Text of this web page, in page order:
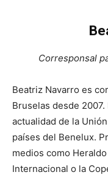
Corresponsal
Beatriz Navarro es
Bruselas desde
actualidad de la
países del Benelux.
medios como
Internacional o la